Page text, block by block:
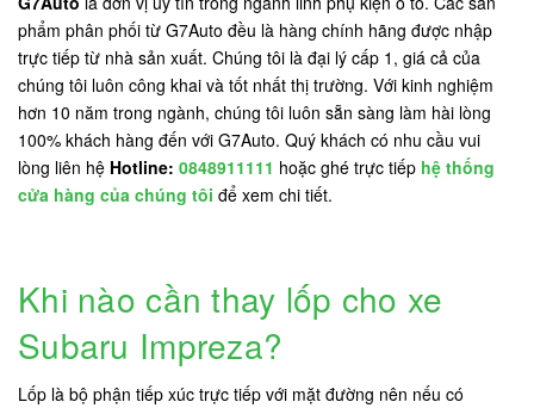
phẩm phân phối từ G7Auto đều là hàng chính hãng được nhập
trực tiếp từ nhà sản xuất. Chúng tôi là đại lý cấp 1, giá cả của
chúng tôi luôn công khai và tốt nhất thị trường. Với kinh nghiệm
hơn 10 năm trong ngành, chúng tôi luôn sẵn sàng làm hài lòng
100% khách hàng đến với G7Auto. Quý khách có nhu cầu vui
lòng liên hệ Hotline: 0848911111 hoặc ghé trực tiếp hệ thống
cửa hàng của chúng tôi để xem chi tiết.
Khi nào cần thay lốp cho xe
Subaru Impreza?
Lốp là bộ phận tiếp xúc trực tiếp với mặt đường nên nếu có